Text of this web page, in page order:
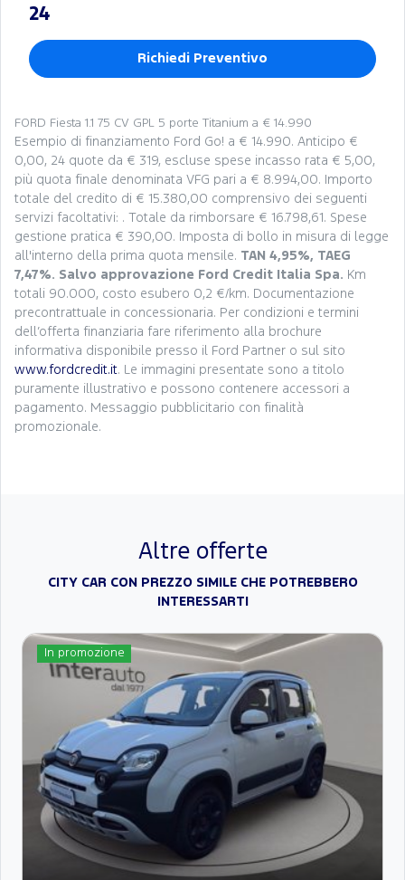
24
Richiedi Preventivo
FORD Fiesta 1.1 75 CV GPL 5 porte Titanium a € 14.990
Esempio di finanziamento Ford Go! a € 14.990. Anticipo €
0,00, 24 quote da € 319, escluse spese incasso rata € 5,00,
più quota finale denominata VFG pari a € 8.994,00. Importo
totale del credito di € 15.380,00 comprensivo dei seguenti
servizi facoltativi: . Totale da rimborsare € 16.798,61. Spese
gestione pratica € 390,00. Imposta di bollo in misura di legge
all'interno della prima quota mensile. TAN 4,95%, TAEG
7,47%. Salvo approvazione Ford Credit Italia Spa. Km
totali 90.000, costo esubero 0,2 €/km. Documentazione
precontrattuale in concessionaria. Per condizioni e termini
dell’offerta finanziaria fare riferimento alla brochure
informativa disponibile presso il Ford Partner o sul sito
www.fordcredit.it. Le immagini presentate sono a titolo
puramente illustrativo e possono contenere accessori a
pagamento. Messaggio pubblicitario con finalità
promozionale.
Altre offerte
CITY CAR CON PREZZO SIMILE CHE POTREBBERO
INTERESSARTI
In promozione